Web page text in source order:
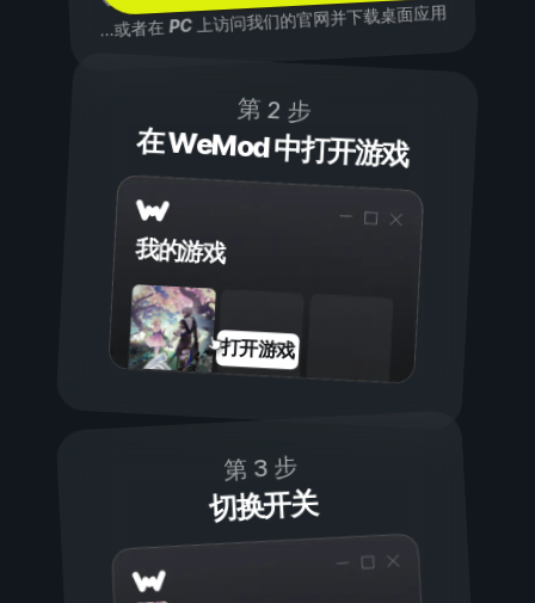
...或者在PC上访问我们的官网并下载桌面应用
第 2 步
在 WeMod 中打开游戏
我的游戏
打开游戏
第 3 步
切换开关